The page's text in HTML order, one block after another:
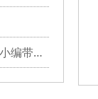
你知道陶氏反渗透膜主要性能有哪些吗？小编带你详细了解